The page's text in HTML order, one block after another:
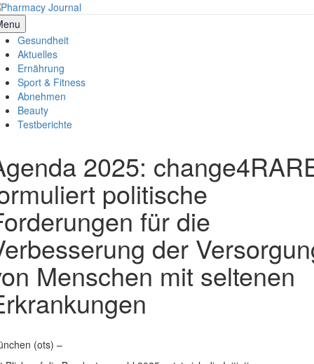
Skip
to
content
Journal
Gesundheit
Aktuelles
Ernährung
Sport & Fitness
Abnehmen
Beauty
Testberichte
2025:
politische
für die
der
Menschen mit seltenen
(ots) –